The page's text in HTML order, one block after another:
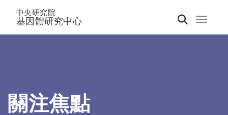
Toggle
中央研究院
基因體研究中心
關注焦點